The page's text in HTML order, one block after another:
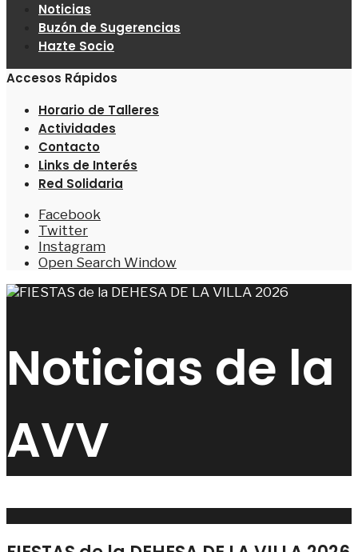
Noticias
Buzón de Sugerencias
Hazte Socio
Accesos Rápidos
Horario de Talleres
Actividades
Contacto
Links de Interés
Red Solidaria
Facebook
Twitter
Instagram
Open Search Window
Noticias de la
AVV